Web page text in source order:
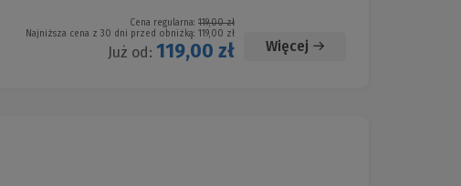
Cena regularna: 119,00 zł
Najniższa cena z 30 dni przed obniżką: 119,00 zł
Już od: 119,00 zł Więcej